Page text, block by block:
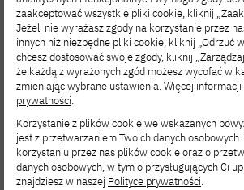
Zobacz inne
aktualności
zaakceptować wszystkie pliki cookie, kliknij
Jeżeli nie wyrażasz zgody na korzystanie przez
innych niż niezbędne pliki cookie, kliknij „Odrzuć
chcesz dostosować swoje zgody, kliknij
że każdą z wyrażonych zgód możesz wycofać w
zmieniając wybrane ustawienia. Więcej informacji
prywatności.
Korzystanie z plików cookie we wskazanych
jest z przetwarzaniem Twoich danych
korzystaniu przez nas plików cookie oraz o
danych osobowych, w tym o przysługujących Ci
znajdziesz w naszej Polityce prywatności.